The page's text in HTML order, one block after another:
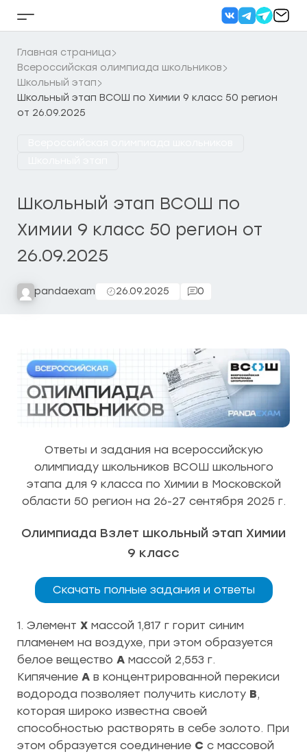
Кнопка
бокового
меню
Главная страница
Всероссийская олимпиада школьников
Школьный этап
Школьный этап ВСОШ по Химии 9 класс 50 регион
от 26.09.2025
Школьный этап ВСОШ по
Химии 9 класс 50 регион от
26.09.2025
pandaexam 26.09.2025 0
Ответы и задания на всероссийскую
олимпиаду школьников ВСОШ школьного
этапа для 9 класса по Химии в Московской
области 50 регион на 26-27 сентября 2025 г.
Олимпиада Взлет школьный этап Химии
9 класс
Скачать полные задания и ответы
1. Элемент Х массой 1,817 г горит синим
пламенем на воздухе, при этом образуется
белое вещество А массой 2,553 г.
Кипячение A в концентрированной перекиси
водорода позволяет получить кислоту B,
которая широко известна своей
способностью растворять в себе золото. При
этом образуется соединение C с массовой